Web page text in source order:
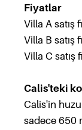
Fiyatlar
Villa A satış
Villa B satış
Villa C satış
Calis'teki
Calis'in
sadece 650